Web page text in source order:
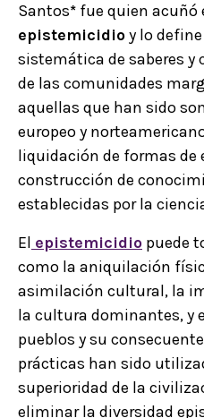
Santos* fue quien acuñó
epistemicidioy lo
sistemática de saberes
de las comunidades
aquellas que han sido
europeo y
liquidación de formas de
construcción de
establecidas por la
El epistemicidio puede
como la aniquilación
asimilación cultural, la
la cultura dominantes, y
pueblos y su
prácticas han sido
superioridad de la
eliminar la diversidad